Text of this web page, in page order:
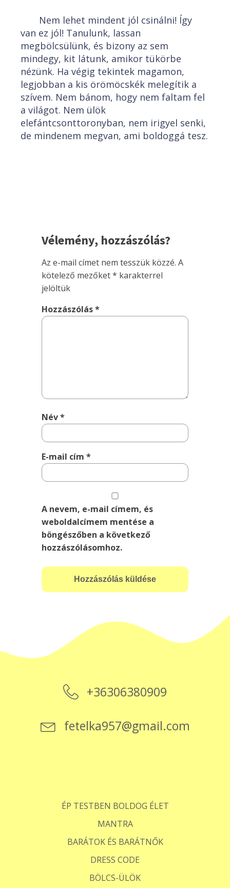
Nem lehet mindent jól csinálni! Így
van ez jól! Tanulunk, lassan
megbölcsülünk, és bizony az sem
mindegy, kit látunk, amikor tükörbe
nézünk. Ha végig tekintek magamon,
legjobban a kis örömöcskék melegítik a
szívem. Nem bánom, hogy nem faltam fel
a világot. Nem ülök
elefántcsonttoronyban, nem irigyel senki,
de mindenem megvan, ami boldoggá tesz.
Vélemény, hozzászólás?
Az e-mail címet nem tesszük közzé. A
kötelező mezőket* karakterrel
jelöltük
Hozzászólás*
Név*
E-mail cím*
A nevem, e-mail címem, és
weboldalcímem mentése a
böngészőben a következő
hozzászólásomhoz.
+36306380909
fetelka957@gmail.com
ÉP TESTBEN BOLDOG ÉLET
MANTRA
BARÁTOK ÉS BARÁTNŐK
DRESS CODE
BÖLCS-ÜLÖK